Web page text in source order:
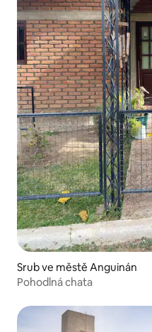
Srub ve městě Anguinán
Pohodlná chata